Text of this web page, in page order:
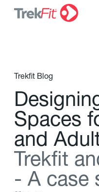
Trekfit Blog
Designin
Spaces f
and Adul
Trekft an
- A case